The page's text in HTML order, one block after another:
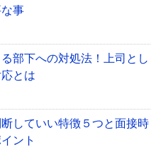
事
部下への対処法！上司とし
とは
していい特徴５つと面接時
ント